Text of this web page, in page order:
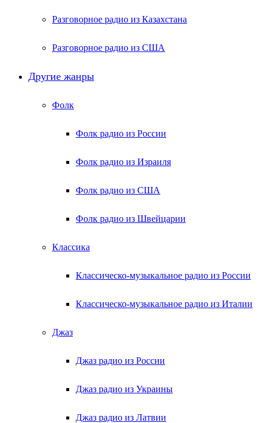
Разговорное радио из Казахстана
Разговорное радио из США
Другие жанры
Фолк
Фолк радио из России
Фолк радио из Израиля
Фолк радио из США
Фолк радио из Швейцарии
Классика
Классическо-музыкальное радио из России
Классическо-музыкальное радио из Италии
Джаз
Джаз радио из России
Джаз радио из Украины
Джаз радио из Латвии